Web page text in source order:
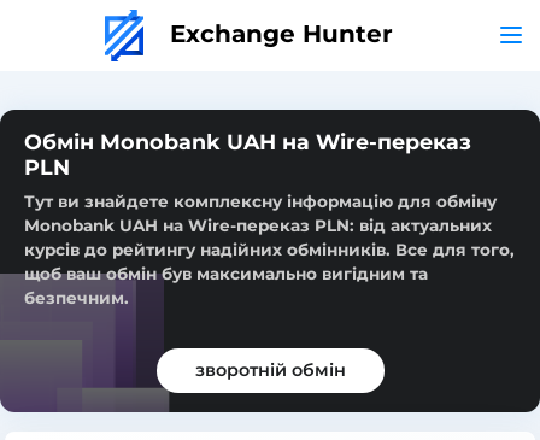
Exchange Hunter
Обмін Monobank UAH на Wire-переказ
PLN
Тут ви знайдете комплексну інформацію для обміну
Monobank UAH на Wire-переказ PLN: від актуальних
курсів до рейтингу надійних обмінників. Все для того,
щоб ваш обмін був максимально вигідним та
безпечним.
зворотній обмін